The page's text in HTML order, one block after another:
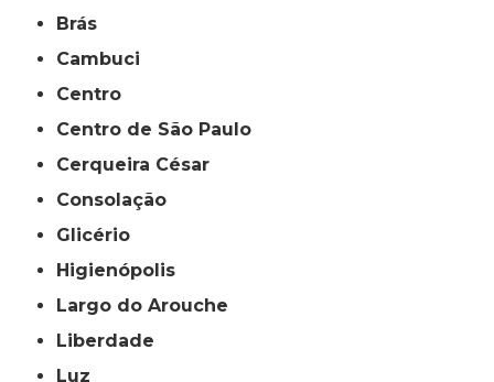
Brás
Cambuci
Centro
Centro de São Paulo
Cerqueira César
Consolação
Glicério
Higienópolis
Largo do Arouche
Liberdade
Luz